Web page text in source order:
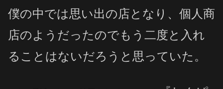
僕の中では思い出の店となり、個人商
店のようだったのでもう二度と入れ
ることはないだろうと思っていた。